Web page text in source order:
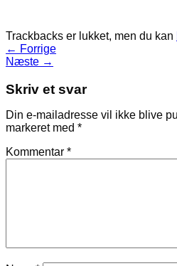
Trackbacks er lukket, men du kan
← Forrige
Næste →
Skriv et svar
Din e-mailadresse vil ikke blive
markeret med *
Kommentar *